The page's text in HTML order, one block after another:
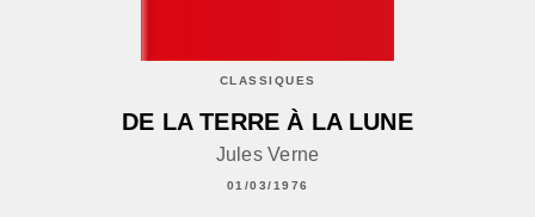
CLASSIQUES
DE LA TERRE À LA LUNE
Jules Verne
01/03/1976